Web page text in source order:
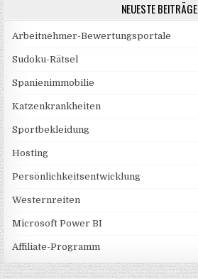
NEUESTE BEITRÄGE
Arbeitnehmer-Bewertungsportale
Sudoku-Rätsel
Spanienimmobilie
Katzenkrankheiten
Sportbekleidung
Hosting
Persönlichkeitsentwicklung
Westernreiten
Microsoft Power BI
Affiliate-Programm